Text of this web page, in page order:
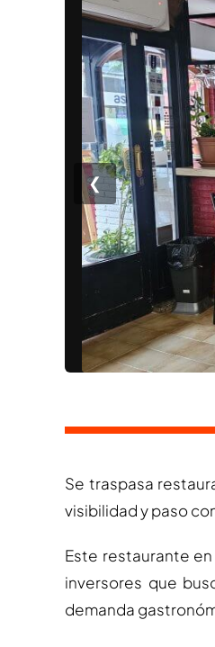
❮
Se traspasa
visibilidad y paso
Este restaurante
inversores que
demanda